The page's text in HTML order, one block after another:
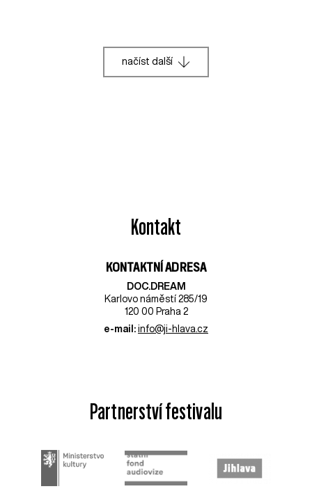
načíst další
Kontakt
KONTAKTNÍ ADRESA
DOC.DREAM​
Karlovo náměstí 285/19
120 00 Praha 2
e-mail: info@ji-hlava.cz
Partnerství festivalu